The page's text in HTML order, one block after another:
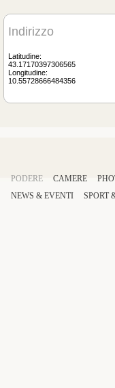
Indirizzo
Latitudine:
43.17170397306565
Longitudine:
10.55728666484356
PODERE CAMERE
NEWS & EVENTI
SPORT